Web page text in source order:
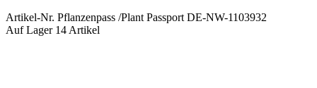
Artikel-Nr. Pflanzenpass /Plant Passport DE-NW-1103932
Auf Lager 14 Artikel